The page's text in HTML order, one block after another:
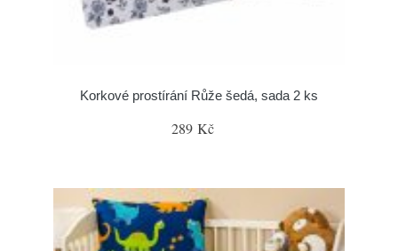
Korkové prostírání Růže šedá, sada 2 ks
289 Kč